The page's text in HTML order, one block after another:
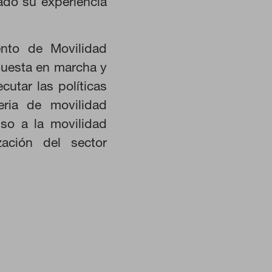
de Movilidad
en marcha y
las políticas
de movilidad
a la movilidad
del sector
cookies no almacenan ninguna
sitio y mejorarlo. Nos
la información que recogen